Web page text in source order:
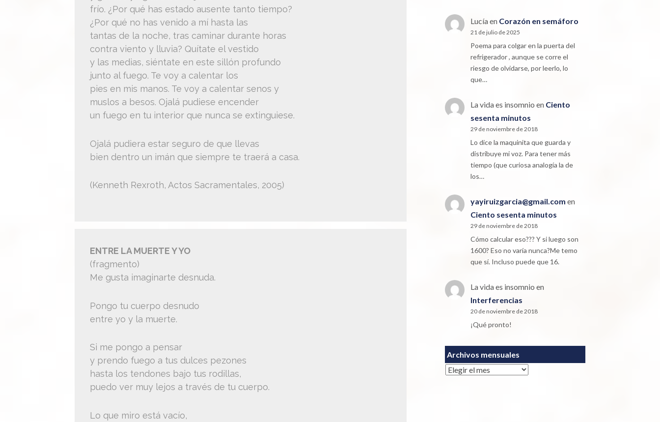
frío. ¿Por qué has estado ausente tanto tiempo?
¿Por qué no has venido a mí hasta las
tantas de la noche, tras caminar durante horas
contra viento y lluvia? Quítate el vestido
y las medias, siéntate en este sillón profundo
junto al fuego. Te voy a calentar los
pies en mis manos. Te voy a calentar senos y
muslos a besos. Ojalá pudiese encender
un fuego en tu interior que nunca se extinguiese.
Ojalá pudiera estar seguro de que llevas
bien dentro un imán que siempre te traerá a casa.
(Kenneth Rexroth, Actos Sacramentales, 2005)
ENTRE LA MUERTE Y YO
(fragmento)
Me gusta imaginarte desnuda.
Pongo tu cuerpo desnudo
entre yo y la muerte.
Si me pongo a pensar
y prendo fuego a tus dulces pezones
hasta los tendones bajo tus rodillas,
puedo ver muy lejos a través de tu cuerpo.
Lo que miro está vacío,
Lucíaen Corazón en semáforo
21 de julio de 2025
Poema para colgar en la puerta del
refrigerador , aunque se corre el
riesgo de olvidarse, por leerlo, lo
que…
La vida es insomnio en Ciento
sesenta minutos
29 de noviembre de 2018
Lo dice la maquinita que guarda y
distribuye mi voz. Para tener más
tiempo (que curiosa analogía la de
los…
yayiruizgarcia@gmail.com en
Ciento sesenta minutos
29 de noviembre de 2018
Cómo calcular eso??? Y si luego son
1600? Eso no varía nunca?Me temo
que sí. Incluso puede que 16.
La vida es insomnio en
Interferencias
20 de noviembre de 2018
¡Qué pronto!
Archivos mensuales
Archivos